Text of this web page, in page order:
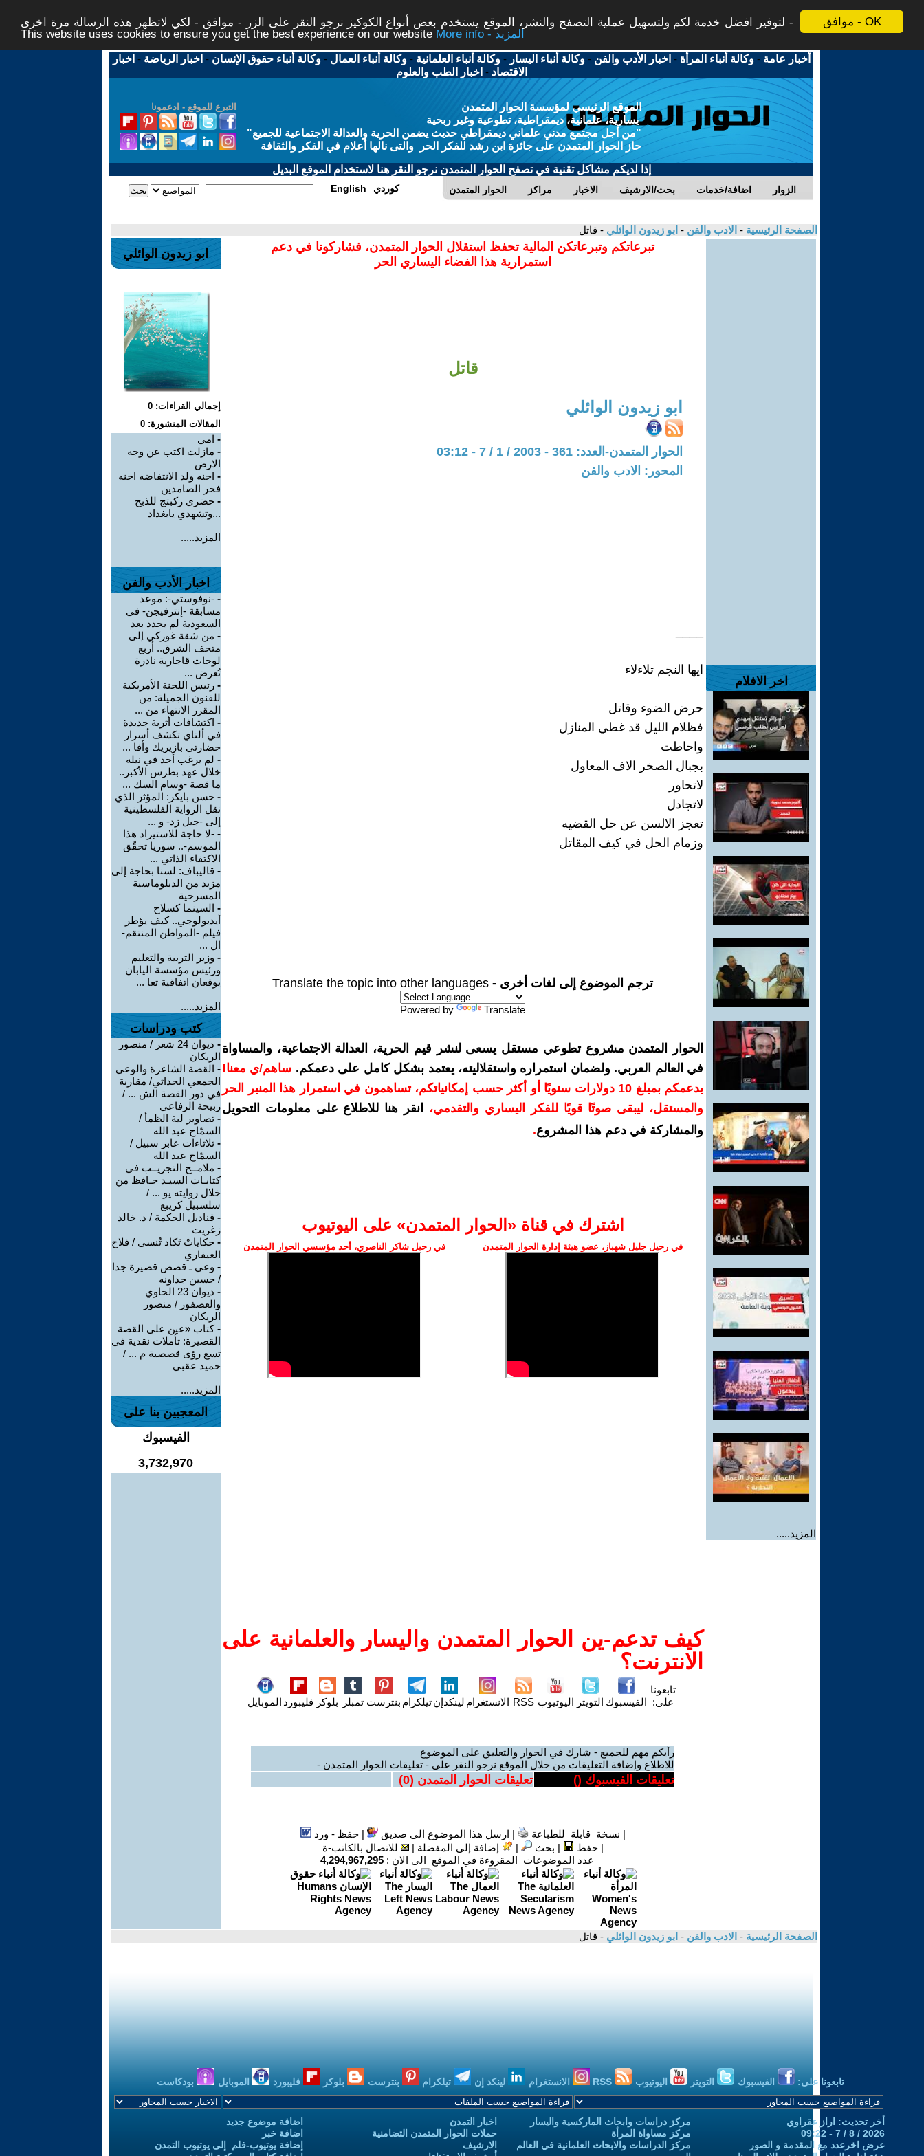
موافق - OK
لتوفير افضل خدمة لكم ولتسهيل عملية التصفح والنشر، الموقع يستخدم بعض أنواع الكوكيز نرجو النقر على الزر - موافق - لكي لاتظهر هذه الرسالة مرة اخرى -
This website uses cookies to ensure you get the best experience on our website
More info - المزيد
أخبار عامة -وكالة أنباء المرأة - اخبار الأدب والفن -وكالة أنباء اليسار -وكالة أنباء العلمانية -وكالة أنباء العمال -وكالة أنباء حقوق الإنسان - اخبار الرياضة - اخبار
الاقتصاد - اخبار الطب والعلوم
التبرع للموقع - ادعمونا
الموقع الرئيسي لمؤسسة الحوار المتمدن
يسارية، علمانية، ديمقراطية، تطوعية وغير ربحية
"من أجل مجتمع مدني علماني ديمقراطي حديث يضمن الحرية والعدالة الاجتماعية للجميع"
حاز الحوار المتمدن على جائزة ابن رشد للفكر الحر والتى نالها أعلام في الفكر والثقافة
إذا لديكم مشاكل تقنية في تصفح الحوار المتمدن نرجو النقر هنا لاستخدام الموقع البديل
الحوار المتمدن مراكز الاخبار بحث/الارشيف اضافة/خدمات الزوار English كوردي
الصفحة الرئيسية - الادب والفن - ابو زيدون الوائلي - قاتل
اخر الافلام
المزيد.....
تبرعاتكم وتبرعاتكن المالية تحفظ استقلال الحوار المتمدن، فشاركونا في دعم
استمرارية هذا الفضاء اليساري الحر
قاتل
ابو زيدون الوائلي
الحوار المتمدن-العدد: 361 - 2003 / 1 / 7 - 03:12
المحور: الادب والفن
ايها النجم تلاءلاء
حرض الضوء وقاتل
فظلام الليل قد غطي المنازل
واحاطت
بجبال الصخر الاف المعاول
لاتحاور
لاتجادل
تعجز الالسن عن حل القضيه
وزمام الحل في كيف المقاتل
ترجم الموضوع إلى لغات أخرى - Translate the topic into other languages
Powered by Translate
الحوار المتمدن مشروع تطوعي مستقل يسعى لنشر قيم الحرية، العدالة الاجتماعية، والمساواة
في العالم العربي. ولضمان استمراره واستقلاليته، يعتمد بشكل كامل على دعمكم. ساهم/ي معنا!
بدعمكم بمبلغ 10 دولارات سنويًا أو أكثر حسب إمكانياتكم، تساهمون في استمرار هذا المنبر الحر
والمستقل، ليبقى صوتًا قويًا للفكر اليساري والتقدمي،
انقر هنا للاطلاع على معلومات التحويل
والمشاركة في دعم هذا المشروع.
اشترك في قناة ‫«الحوار المتمدن» على اليوتيوب
في رحيل جليل شهباز، عضو هيئة إدارة الحوار المتمدن في رحيل شاكر الناصري، أحد مؤسسي الحوار المتمدن
كيف تدعم-ين الحوار المتمدن واليسار والعلمانية على
الانترنت؟
تابعونا
على: الفيسبوك التويتر اليوتيوب RSS الانستغرام لينكدإنتيلكرام بنترست تمبلر بلوكر فليبورد الموبايل
رأيكم مهم للجميع - شارك في الحوار والتعليق على الموضوع
للاطلاع وإضافة التعليقات من خلال الموقع نرجو النقر على - تعليقات الحوار المتمدن -
تعليقات الفيسبوك () تعليقات الحوار المتمدن (0
)
| نسخة قابلة للطباعة | ارسل هذا الموضوع الى صديق |حفظ - ورد
|حفظ | بحث | إضافة إلى المفضلة |
للاتصال بالكاتب-ة
عدد الموضوعات المقروءة في الموقع الى الان : 4,294,967,295
ابو زيدون الوائلي
إجمالي القراءات: 0
المقالات المنشورة: 0
- امي
- مازلت اكتب عن وجه
الارض
- احنه ولد الانتفاضه احنه
فخر الصامدين
- حضري ركبتج للذبح
...وتشهدي يابغداد
المزيد.....
اخبار الأدب والفن
- -نوفوستي-: موعد
مسابقة -إنترفيجن- في
السعودية لم يحدد بعد
- من شقة غوركي إلى
متحف الشرق.. أربع
لوحات قاجارية نادرة
تُعرض ...
- رئيس اللجنة الأمريكية
للفنون الجميلة: من
المقرر الانتهاء من ...
- اكتشافات أثرية جديدة
في ألتاي تكشف أسرار
حضارتي بازيريك وأفا ...
- لم يرغب أحد في نيله
خلال عهد بطرس الأكبر..
ما قصة -وسام السك ...
- حسن بايكر: المؤثر الذي
نقل الرواية الفلسطينية
إلى -جيل زد- و ...
- -لا حاجة للاستيراد هذا
الموسم-.. سوريا تحقّق
الاكتفاء الذاتي ...
- قاليباف: لسنا بحاجة إلى
مزيد من الدبلوماسية
المسرحية
- السينما كسلاح
أيديولوجي.. كيف يؤطر
فيلم -المواطن المنتقم-
ال ...
- وزير التربية والتعليم
ورئيس مؤسسة اليابان
يوقعان اتفاقية تعا ...
المزيد.....
كتب ودراسات
-
ديوان 24 شعر / منصور
الريكان
- القصة الشاعرة والوعي
الجمعي الحداثي/ مقاربة
في دور القصة الش ... /
ربيحة الرفاعي
- تصاوير لية الظمأ /
السمّاح عبد الله
- ثلاثاءات عابر سبيل /
السمّاح عبد الله
- ملامــح التجريــب في
كتابـات السيـد حـافظ من
خلال روايته يو ... /
سلسبيل كريبع
- قناديل الحكمة / د. خالد
زغريت
- حكاياتْ تَكاد تُنسى / فلاح
العيفاري
- وعي ـ قصص قصيرة جدا
/ حسين جداونه
-
ديوان 23 الحاوي
والعصفور / منصور
الريكان
-كتاب «عين على القصة
القصيرة: تأملات نقدية في
تسع رؤى قصصية م ... /
حميد عقبي
المزيد.....
المعجبين بنا على
الفيسبوك
3,732,970
الصفحة الرئيسية - الادب والفن - ابو زيدون الوائلي - قاتل
تابعونا على: الفيسبوك التويتر اليوتيوب الانستغرام لينكد إن تيلكرام بنترست بلوكر فليبورد الموبايل بودكاست
أخر تحديث: اراز عقراوي
2026 / 8 / 7 - 09:22
عرض اخرعدد مع المقدمة و الصور
مركز دراسات وابحاث الماركسية واليسار
مركز مساواة المرأة
مركز الدراسات والابحاث العلمانية في العالم
اخبار التمدن
حملات الحوار المتمدن التضامنية
الارشيف
اضافة موضوع جديد
اضافة خبر
إضافة يوتيوب-فلم إلى يوتيوب التمدن